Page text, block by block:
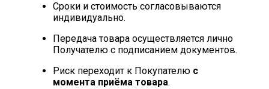
Сроки и стоимость согласовываются
индивидуально.
Передача товара осуществляется лично
Получателю с подписанием документов.
Риск переходит к Покупателю с
момента приёма товара.